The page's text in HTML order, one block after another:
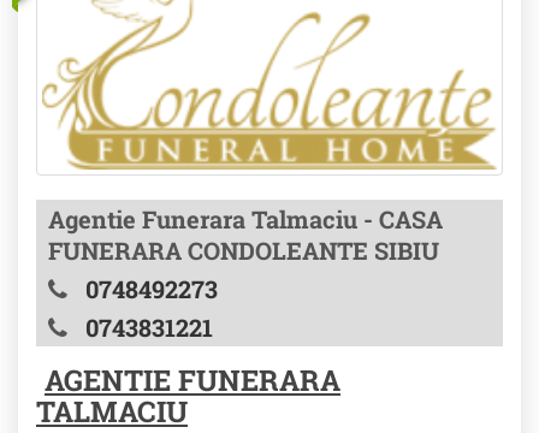
Agentie Funerara Talmaciu - CASA
FUNERARA CONDOLEANTE SIBIU
0748492273
0743831221
AGENTIE FUNERARA
TALMACIU